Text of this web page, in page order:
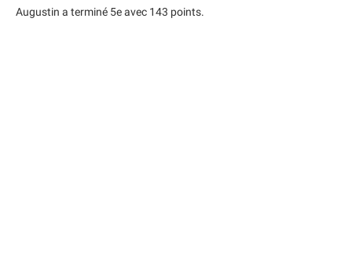
Augustin a terminé 5e avec 143 points.